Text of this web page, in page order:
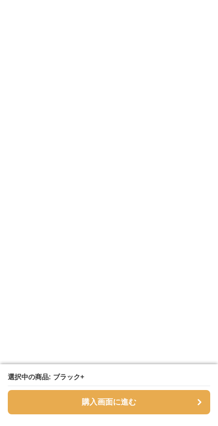
選択中の商品: ブラック+
購入画面に進む
選択中の商品: ブラック+
購入画面に進む